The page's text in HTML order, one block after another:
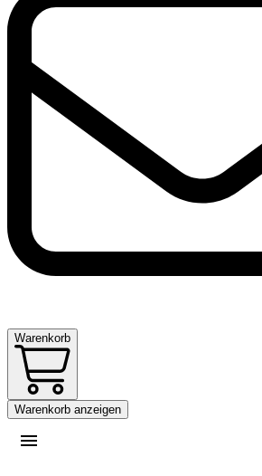
Warenkorb
Warenkorb anzeigen